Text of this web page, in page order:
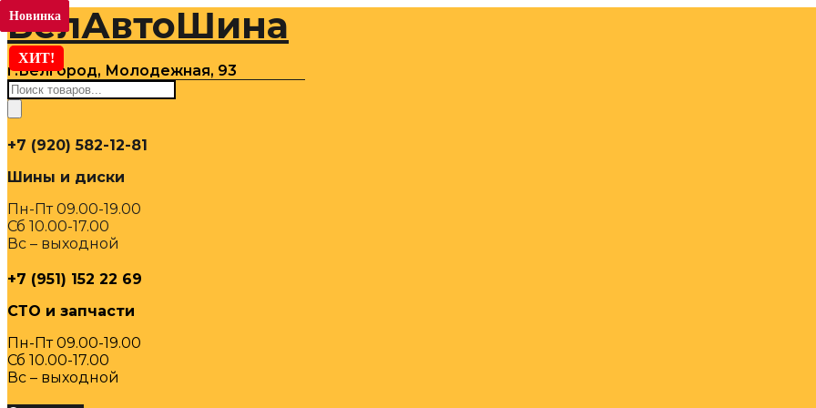
Перейти
к
содержимому
БелАвтоШина
г.Белгород, Молодежная, 93
Поиск
товаров
+7 (920) 582-12-81
Шины и диски
Пн-Пт 09.00-19.00
Сб 10.00-17.00
Вс – выходной
+7 (951) 152 22 69
СТО и запчасти
Пн-Пт 09.00-19.00
Сб 10.00-17.00
Вс – выходной
Новинка
Новинка
ХИТ!